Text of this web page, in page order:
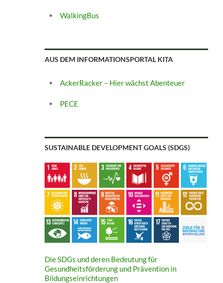
WalkingBus
AUS DEM INFORMATIONSPORTAL KITA
AckerRacker – Hier wächst Abenteuer
PECE
SUSTAINABLE DEVELOPMENT GOALS (SDGS)
Die SDGs und deren Bedeutung für
Gesundheitsförderung und Prävention in
Bildungseinrichtungen